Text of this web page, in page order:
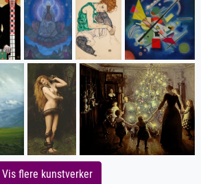
Vis flere kunstverker